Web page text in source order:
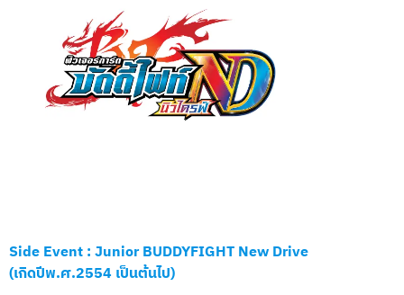
Side Event : Junior BUDDYFIGHT New Drive
(เกิดปีพ.ศ.2554 เป็นต้นไป)